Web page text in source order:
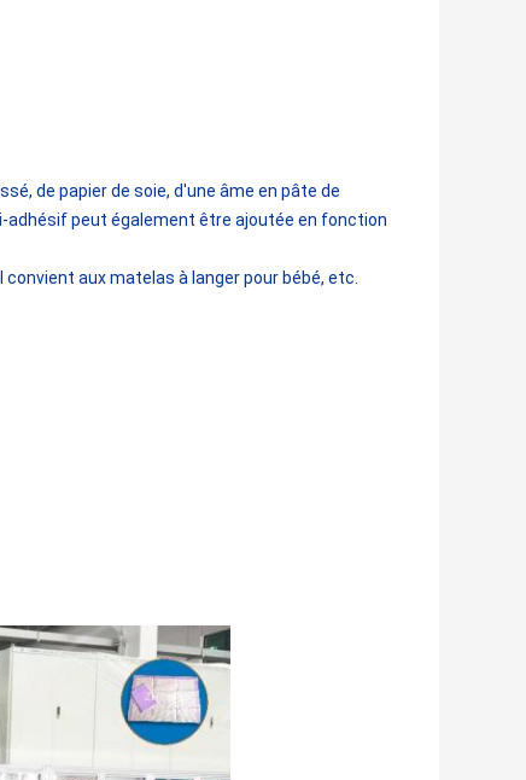
de papier de soie, d'une âme en pâte de
adhésif peut également être ajoutée en fonction
aux matelas à langer pour bébé, etc.